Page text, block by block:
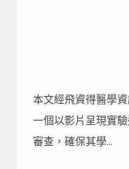
本文經飛資得醫學
一個以影片呈現實
審查，確保其學…